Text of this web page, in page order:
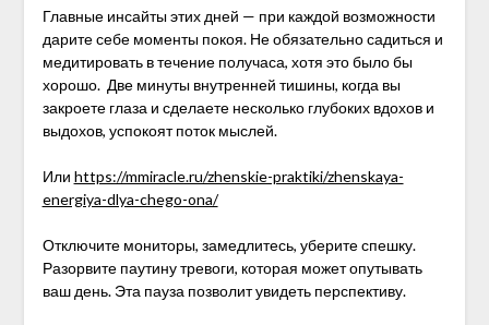
Главные инсайты этих дней — при каждой возможности
дарите себе моменты покоя. Не обязательно садиться и
медитировать в течение получаса, хотя это было бы
хорошо. Две минуты внутренней тишины, когда вы
закроете глаза и сделаете несколько глубоких вдохов и
выдохов, успокоят поток мыслей.
Или https://mmiracle.ru/zhenskie-praktiki/zhenskaya-
energiya-dlya-chego-ona/
Отключите мониторы, замедлитесь, уберите спешку.
Разорвите паутину тревоги, которая может опутывать
ваш день. Эта пауза позволит увидеть перспективу.